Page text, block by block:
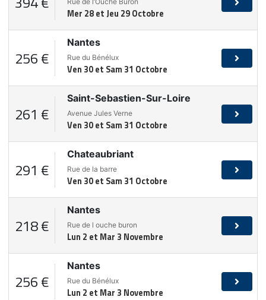
Mer 28 et Jeu 29 Octobre
256 €
Nantes
Rue du Bénélux
Ven 30 et Sam 31 Octobre
261 €
Saint-Sebastien-Sur-Loire
Avenue Jules Verne
Ven 30 et Sam 31 Octobre
291 €
Chateaubriant
Rue de la barre
Ven 30 et Sam 31 Octobre
218 €
Nantes
Rue de l ouche buron
Lun 2 et Mar 3 Novembre
256 €
Nantes
Rue du Bénélux
Lun 2 et Mar 3 Novembre